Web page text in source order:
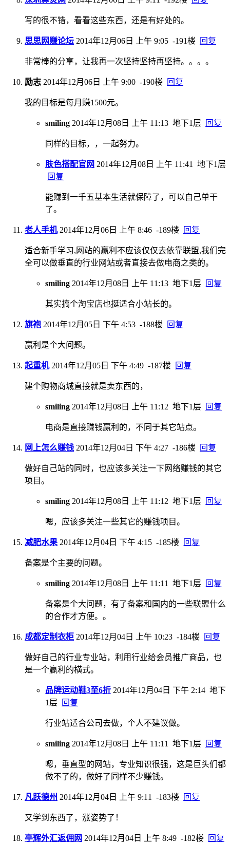
写的很不错，看看这些东西，还是有好处的。
思思网赚论坛 2014年12月06日 上午 9:05 -191楼 回复
非常棒的分享，让我再一次坚持坚持再坚持。。。。
励志 2014年12月06日 上午 9:00 -190楼 回复
我的目标是每月赚1500元。
smiling 2014年12月08日 上午 11:13 地下1层 回复
同样的目标，，一起努力。
肤色搭配官网 2014年12月08日 上午 11:41
地下1层
回复
能赚到一千五基本生活就保障了，可以自己单干
了。
老人手机 2014年12月06日 上午 8:46 -189楼 回复
适合新手学习,网站的赢利不应该仅仅去依靠联盟,我们完
全可以做垂直的行业网站或者直接去做电商之类的。
smiling 2014年12月08日 上午 11:13 地下1层 回复
其实搞个淘宝店也挺适合小站长的。
旗袍 2014年12月05日 下午 4:53 -188楼 回复
赢利是个大问题。
起重机 2014年12月05日 下午 4:49 -187楼 回复
建个购物商城直接就是卖东西的，
smiling 2014年12月08日 上午 11:12 地下1层 回复
电商是直接赚钱赢利的，不同于其它站点。
网上怎么赚钱 2014年12月04日 下午 4:27 -186楼 回复
做好自己站的同时，也应该多关注一下网络赚钱的其它
项目。
smiling 2014年12月08日 上午 11:12 地下1层 回复
嗯，应该多关注一些其它的赚钱项目。
减肥水果 2014年12月04日 下午 4:15 -185楼 回复
备案是个主要的问题。
smiling 2014年12月08日 上午 11:11 地下1层 回复
备案是个大问题，有了备案和国内的一些联盟什么
的合作才方便。。
成都定制衣柜 2014年12月04日 上午 10:23 -184楼 回复
做好自己的行业专业站，利用行业给会员推广商品，也
是一个赢利的横式。
品牌运动鞋3至6折 2014年12月04日 下午 2:14 地下
1层
回复
行业站适合公司去做，个人不建议做。
smiling 2014年12月08日 上午 11:11 地下1层 回复
嗯，垂直型的网站，专业知识很强，这是巨头们都
做不了的，做好了同样不少赚钱。
凡跃德州 2014年12月04日 上午 9:11 -183楼 回复
又学到东西了，涨姿势了！
亭辉外汇返佣网 2014年12月04日 上午 8:49 -182楼 回复